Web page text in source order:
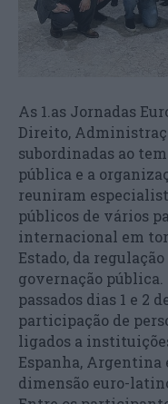
As 1.as Jornadas
Direito,
subordinadas ao
pública e a
reuniram
públicos de vários
internacional em
Estado, da
governação
passados dias 1 e 2
participação de
ligados a
Espanha, Argentina
dimensão euro-